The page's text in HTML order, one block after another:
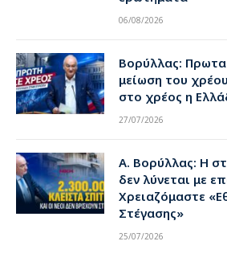
06/08/2026
Βορύλλας:
μείωση του
στο χρέος η
27/07/2026
Α. Βορύλλας: Η
δεν λύνεται με
Χρειαζόμαστε
Στέγασης»
25/07/2026